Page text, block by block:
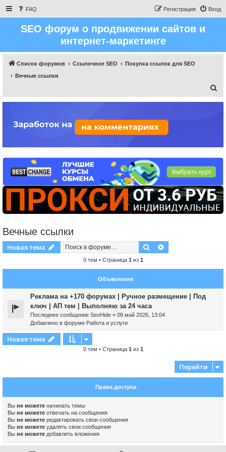
FAQ Вход
Регистрация
SEO форум о продвижении сайтов и
интернет-маркетинге
Список форумов Ссылочное SEO
Покупка ссылок для SEO
Вечные ссылки
Вечные ссылки
Новая тема Поиск
0 тем • Страница 1 из 1
Объявления
Реклама на +170 форумах | Ручное размещение | Под
ключ | АП тем | Выполняю за 24 часа
Последнее сообщение SeoHide « 08 май 2026, 13:04
Добавлено в форуме Работа и услуги
Новая тема
0 тем • Страница 1 из 1
Перейти
Права доступа
Вы не можете начинать темы
Вы не можете отвечать на сообщения
Вы не можете редактировать свои сообщения
Вы не можете удалять свои сообщения
Вы не можете добавлять вложения